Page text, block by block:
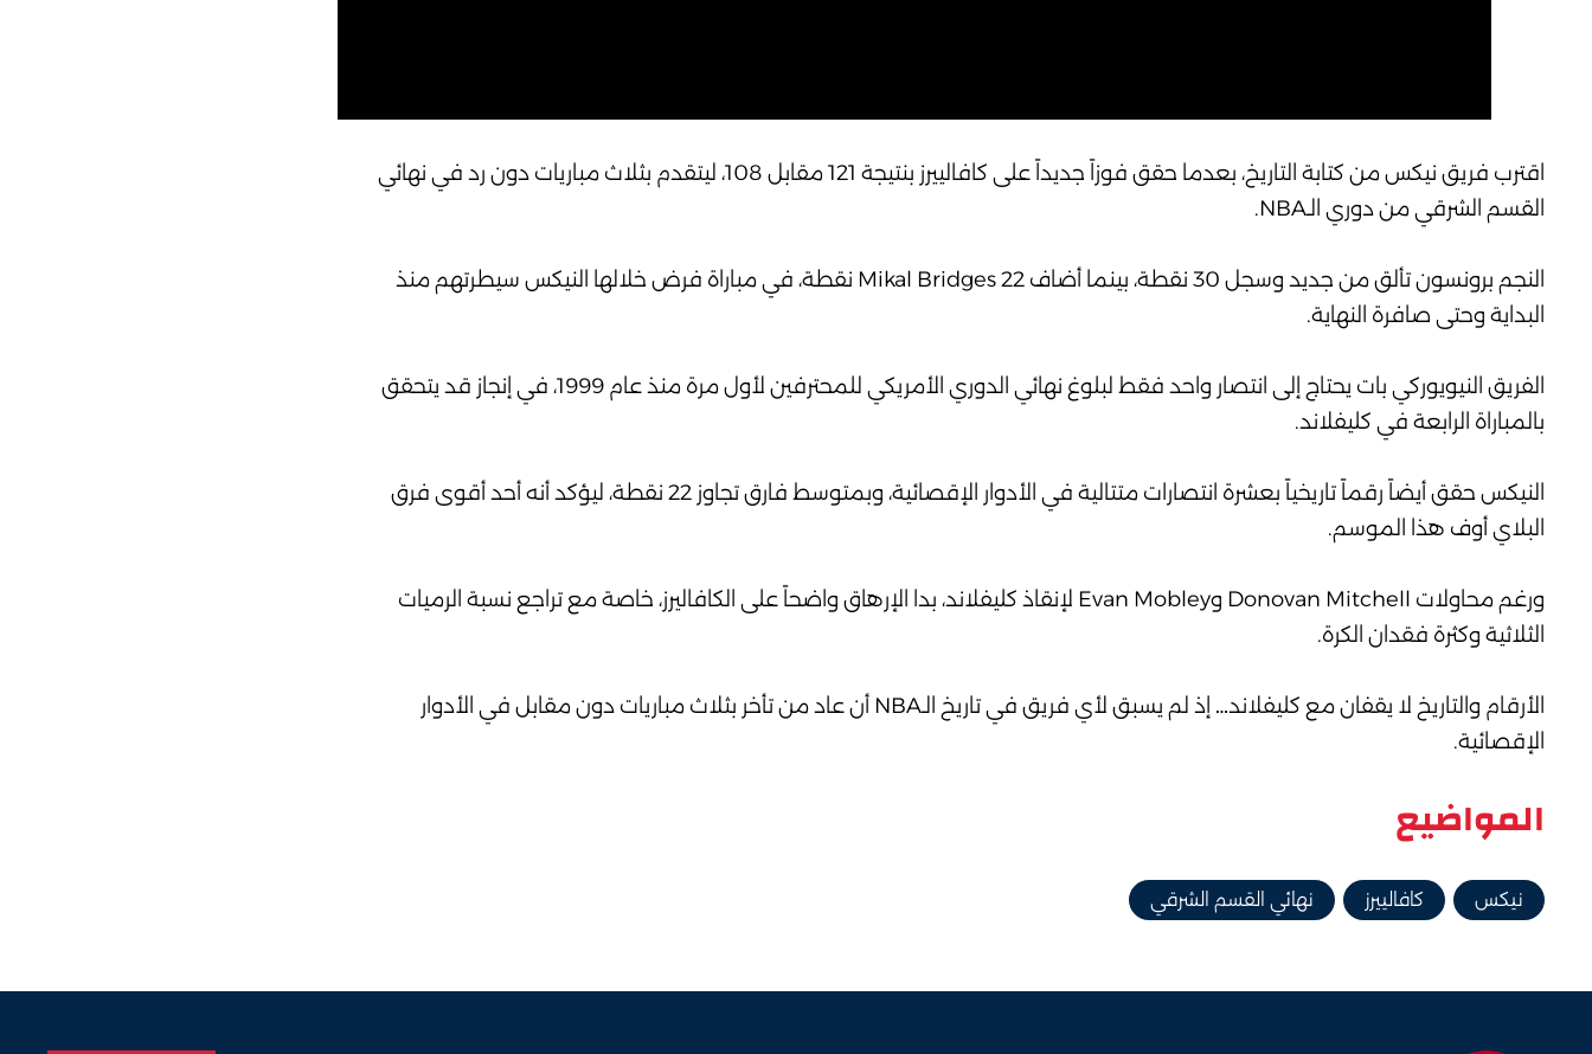
اقترب فريق نيكس من كتابة التاريخ، بعدما حقق فوزاً جديداً على كافالييرز بنتيجة 121 مقابل 108، ليتقدم بثلاث مباريات دون رد في نهائي
القسم الشرقي من دوري الـNBA.
النجم برونسون تألق من جديد وسجل 30 نقطة، بينما أضاف Mikal Bridges 22 نقطة، في مباراة فرض خلالها النيكس سيطرتهم منذ
البداية وحتى صافرة النهاية.
الفريق النيويوركي بات يحتاج إلى انتصار واحد فقط لبلوغ نهائي الدوري الأمريكي للمحترفين لأول مرة منذ عام 1999، في إنجاز قد يتحقق
بالمباراة الرابعة في كليفلاند.
النيكس حقق أيضاً رقماً تاريخياً بعشرة انتصارات متتالية في الأدوار الإقصائية، وبمتوسط فارق تجاوز 22 نقطة، ليؤكد أنه أحد أقوى فرق
البلاي أوف هذا الموسم.
ورغم محاولات Donovan Mitchell وEvan Mobley لإنقاذ كليفلاند، بدا الإرهاق واضحاً على الكافاليرز، خاصة مع تراجع نسبة الرميات
الثلاثية وكثرة فقدان الكرة.
الأرقام والتاريخ لا يقفان مع كليفلاند… إذ لم يسبق لأي فريق في تاريخ الـNBA أن عاد من تأخر بثلاث مباريات دون مقابل في الأدوار
الإقصائية.
المواضيع
نيكس كافالييرز نهائي القسم الشرقي